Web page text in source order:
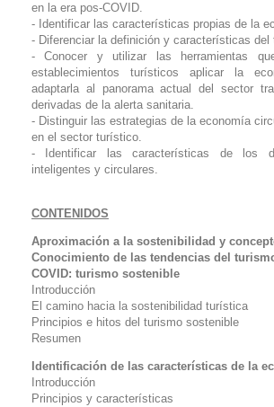
en la era pos-COVID.
- Identificar las características propias de la
- Diferenciar la definición y características del
- Conocer y utilizar las herramientas
establecimientos turísticos aplicar la
adaptarla al panorama actual del sector
derivadas de la alerta sanitaria.
- Distinguir las estrategias de la economía
en el sector turístico.
- Identificar las características de los
inteligentes y circulares.
CONTENIDOS
Aproximación a la sostenibilidad y
Conocimiento de las tendencias del
COVID: turismo sostenible
Introducción
El camino hacia la sostenibilidad turística
Principios e hitos del turismo sostenible
Resumen
Identificación de las características de la
Introducción
Principios y características